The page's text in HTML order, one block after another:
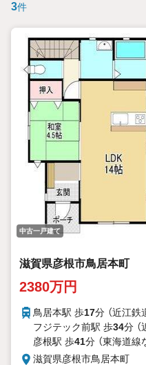
3件
中古一戸建て
滋賀県彦根市鳥居本町
2380万円
鳥居本駅 歩17分 （近江鉄
フジテック前駅 歩34分 （
彦根駅 歩41分 （東海道線
滋賀県彦根市鳥居本町